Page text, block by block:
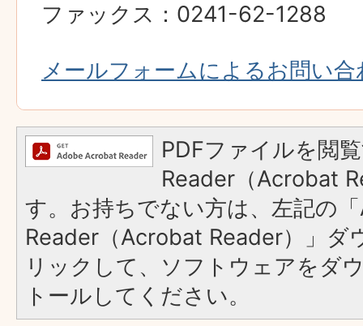
ファックス：0241-62-1288
メールフォームによるお問い合
PDFファイルを閲
Reader（Acrobat
す。お持ちでない方は、左記の
Reader（Acrobat Reader）」ダ
リックして、ソフトウェアをダ
トールしてください。